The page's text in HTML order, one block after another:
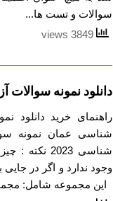
سوالات و تست ها...
دانلود نمونه
راهنمای خرید دانلود
شناسی عمان نمونه
شناسی
وجود ندارد و اگر در
این مجموعه شامل: